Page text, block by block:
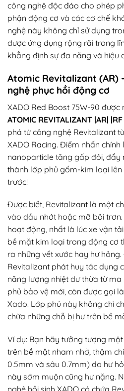
công nghệ độc đáo cho phép
phận động cơ và các cơ chế
nghệ này không chỉ sử dụng
được ứng dụng rộng rãi trong
khẳng định sự đa năng và hiệu
Atomic Revitalizant (AR)
nghệ phục hồi động cơ
XADO Red Boost 75W-90
ATOMIC REVITALIZANT |AR| |RF
phá từ công nghệ Revitalizant
XADO Racing. Điểm nhấn
nanoparticle tăng gấp đôi, đẩy
thành lớp phủ gốm-kim loại lên
trước!
Được biết, Revitalizant là một
vào dầu nhớt hoặc mỡ bôi
hoạt động, nhất là lúc xe vận
bề mặt kim loại trong động cơ
ra những vết xước hay hư
Revitalizant phát huy tác dụng
năng lượng nhiệt dư thừa từ
phủ bảo vệ mới, còn được gọi
Xado. Lớp phủ này không chỉ
chữa những chỗ bị hư trên bề
Ví dụ: Bạn hãy tưởng tượng
trên bề mặt nham nhở, thậm
0.5mm và sâu 0.7mm) do hư
này sớm muộn cũng hư nặng.